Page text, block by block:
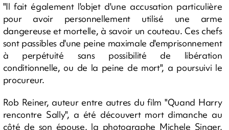
"Il fait également l'objet d'une accusation particulière
pour avoir personnellement utilisé une arme
dangereuse et mortelle, à savoir un couteau. Ces chefs
sont passibles d'une peine maximale d'emprisonnement
à perpétuité sans possibilité de libération
conditionnelle, ou de la peine de mort", a poursuivi le
procureur.
Rob Reiner, auteur entre autres du film "Quand Harry
rencontre Sally", a été découvert mort dimanche au
côté de son épouse, la photographe Michele Singer,